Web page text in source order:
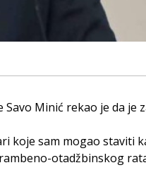
Savo Minić rekao je da je
koje sam mogao staviti
otadžbinskog